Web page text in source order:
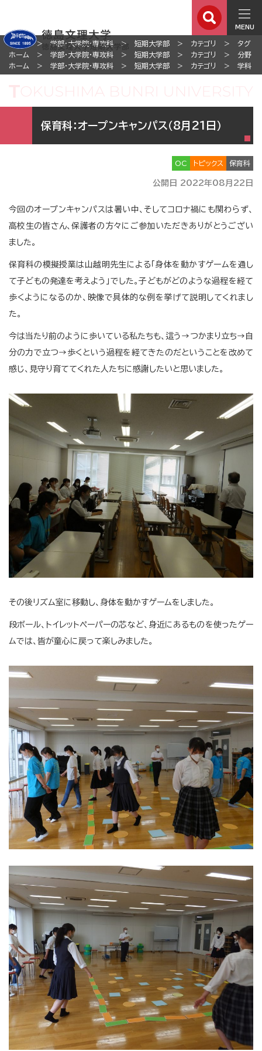
MENU
ホーム 学部・大学院・専攻科 短期大学部 カテゴリ
タグ
ホーム
学部・大学院・専攻科 短期大学部 カテゴリ
分野
ホーム
学部・大学院・専攻科 短期大学部 カテゴリ 学科
保育科：オープンキャンパス（8月21日）
OC トピックス 保育科
公開日 2022年08月22日
今回のオープンキャンパスは暑い中、そしてコロナ禍にも関わらず、
高校生の皆さん、保護者の方々にご参加いただきありがとうござい
ました。
保育科の模擬授業は山越明先生による「身体を動かすゲームを通し
て子どもの発達を考えよう」でした。子どもがどのような過程を経て
歩くようになるのか、映像で具体的な例を挙げて説明してくれまし
た。
今は当たり前のように歩いている私たちも、這う→つかまり立ち→自
分の力で立つ→歩くという過程を経てきたのだということを改めて
感じ、見守り育ててくれた人たちに感謝したいと思いました。
その後リズム室に移動し、身体を動かすゲームをしました。
段ボール、トイレットペーパーの芯など、身近にあるものを使ったゲー
ムでは、皆が童心に戻って楽しみました。